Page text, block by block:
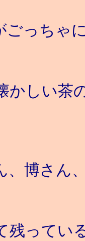
ごっちゃ
かしい茶
、博さん
残ってい